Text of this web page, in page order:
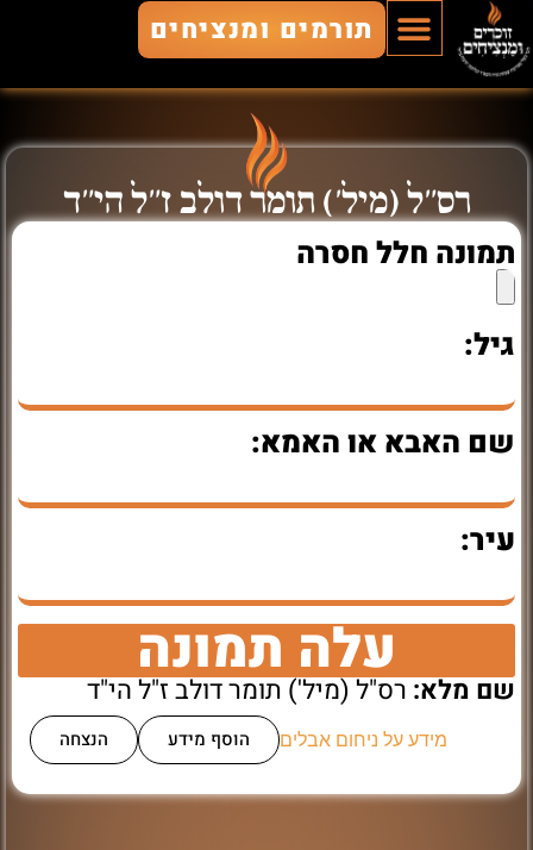
תורמים ומנציחים
רס"ל (מיל') תומר דולב ז"ל הי"ד
תמונה חלל חסרה
גיל:
שם האבא או האמא:
עיר:
עלה תמונה
שם מלא:רס"ל (מיל') תומר דולב ז"ל הי"ד
מידע על ניחום אבלים הוסף מידע הנצחה